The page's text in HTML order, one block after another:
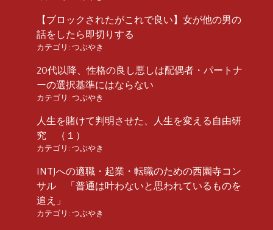
【ブロックされたがこれで良い】女が他の男の
話をしたら即切りする
カテゴリ: つぶやき
20代以降、性格の良し悪しは配偶者・パートナ
ーの選択基準にはならない
カテゴリ: つぶやき
人生を賭けて判明させた、人生を変える自由研
究 （１）
カテゴリ: つぶやき
INTJへの適職・起業・転職のための西園寺コン
サル 「普通は叶わないと思われているものを
追え」
カテゴリ: つぶやき